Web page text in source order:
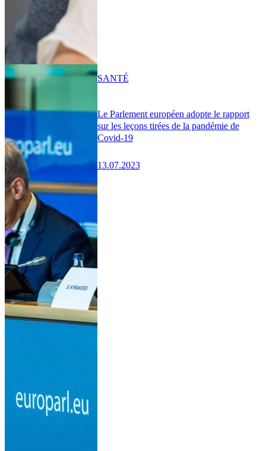
Le Parlement européen adopte le rapport
sur les leçons tirées de la pandémie de
Covid-19
13.07.2023
SANTÉ